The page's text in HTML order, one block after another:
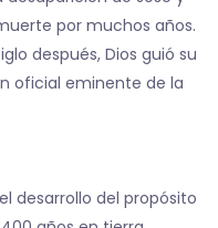
por muchos años.
después, Dios guió su
oficial eminente de la
desarrollo del propósito